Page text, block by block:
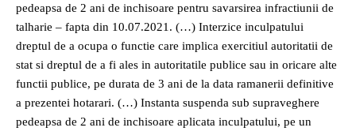
pedeapsa de 2 ani de inchisoare pentru savarsirea infractiunii de
talharie – fapta din 10.07.2021. (…) Interzice inculpatului
dreptul de a ocupa o functie care implica exercitiul autoritatii de
stat si dreptul de a fi ales in autoritatile publice sau in oricare alte
functii publice, pe durata de 3 ani de la data ramanerii definitive
a prezentei hotarari. (…) Instanta suspenda sub supraveghere
pedeapsa de 2 ani de inchisoare aplicata inculpatului, pe un